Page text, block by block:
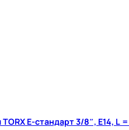
Е-стандарт 3/8″, E14, L